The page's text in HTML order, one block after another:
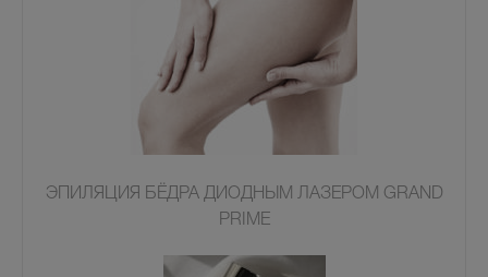
ЭПИЛЯЦИЯ БЁДРА ДИОДНЫМ ЛАЗЕРОМ GRAND
PRIME